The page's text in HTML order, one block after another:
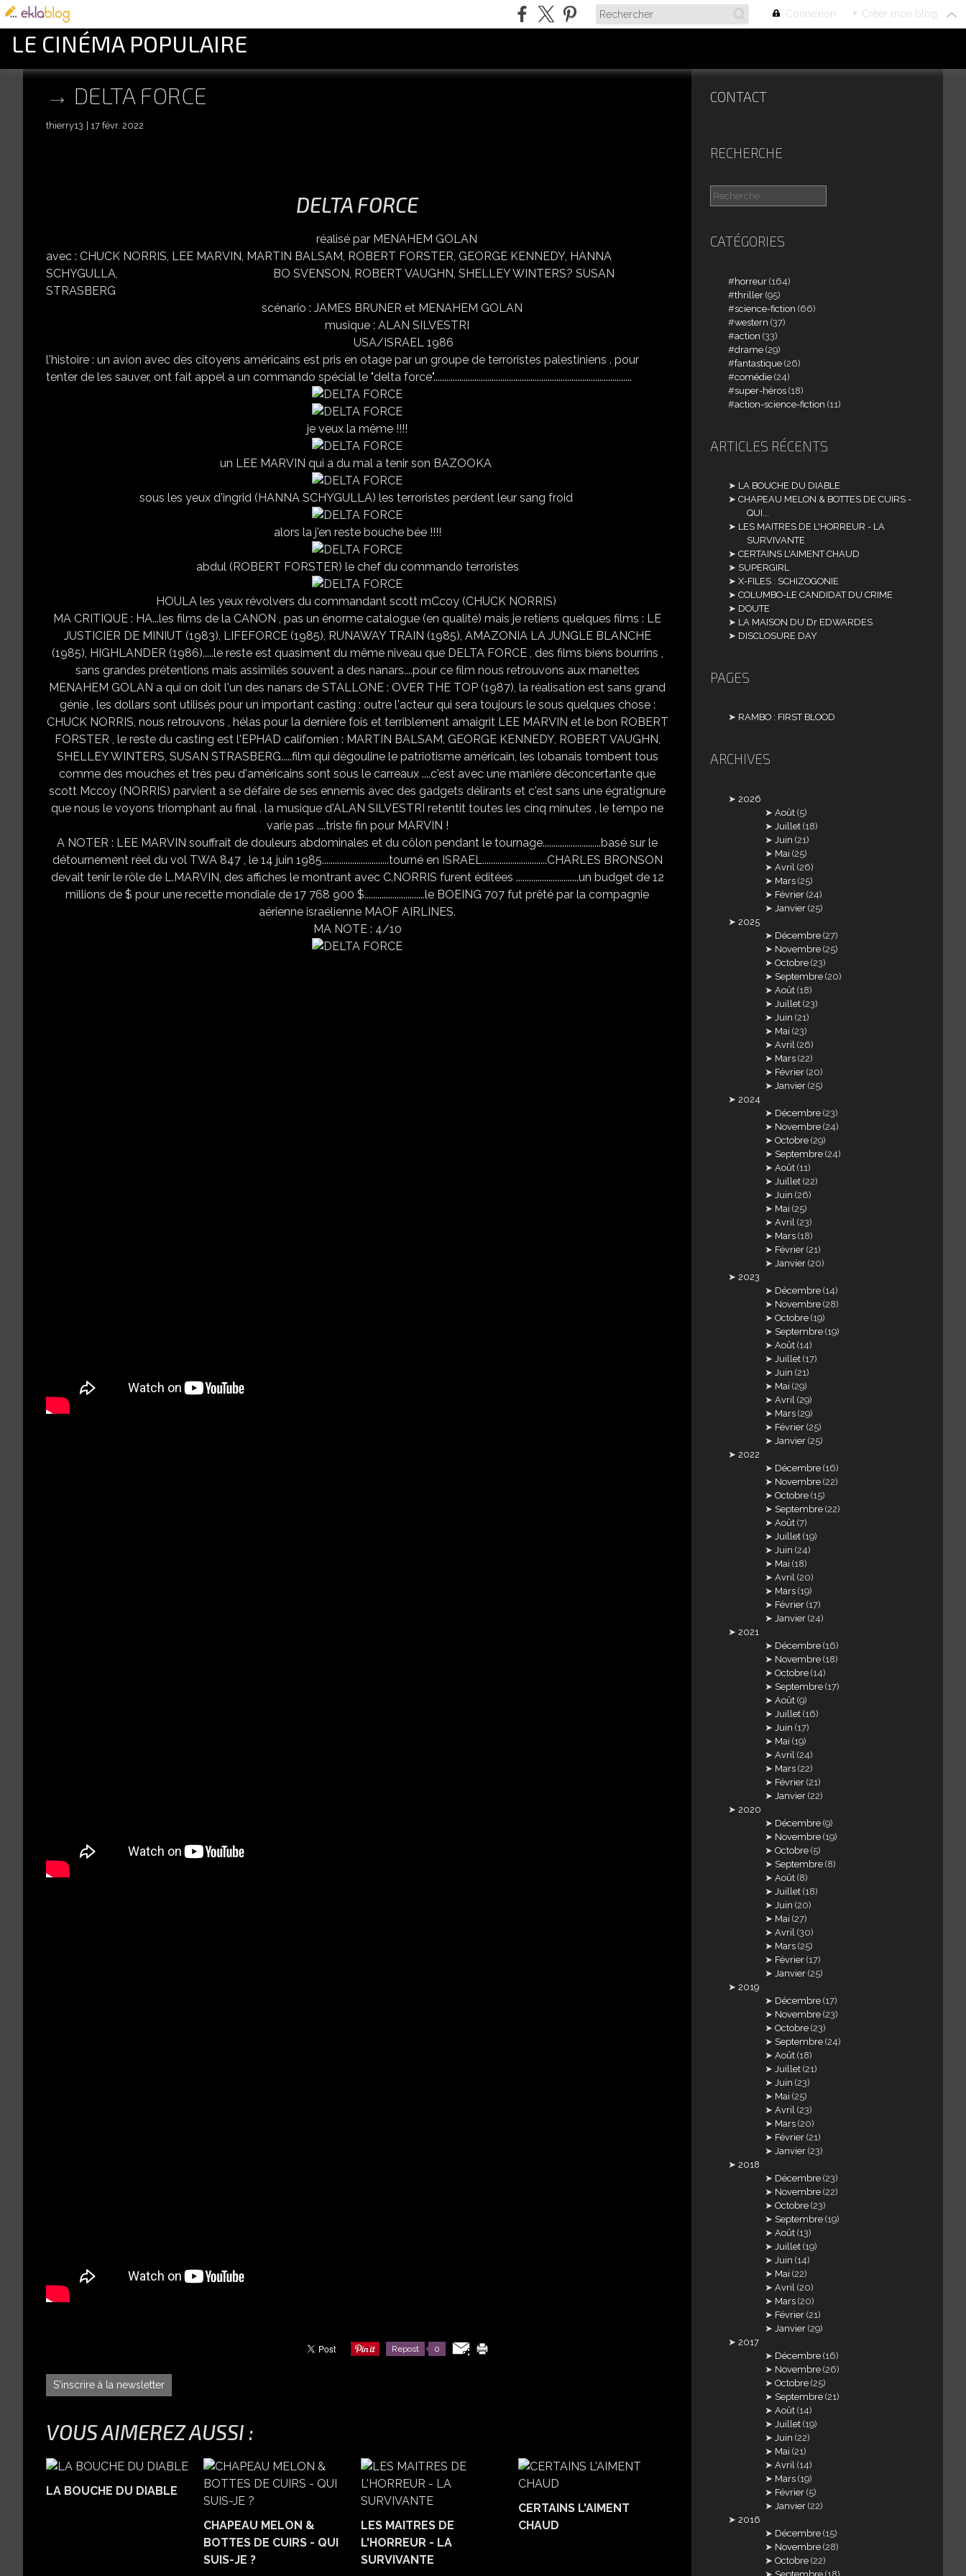
Connexion + Créer mon blog
LE CINÉMA POPULAIRE
DELTA FORCE
thierry13 17 févr. 2022
DELTA FORCE
réalisé par MENAHEM GOLAN
avec : CHUCK NORRIS, LEE MARVIN, MARTIN BALSAM, ROBERT FORSTER, GEORGE KENNEDY, HANNA
SCHYGULLA, BO SVENSON, ROBERT VAUGHN, SHELLEY WINTERS? SUSAN
STRASBERG
scénario : JAMES BRUNER et MENAHEM GOLAN
musique : ALAN SILVESTRI
USA/ISRAEL 1986
l'histoire : un avion avec des citoyens américains est pris en otage par un groupe de terroristes palestiniens . pour
tenter de les sauver, ont fait appel a un commando spécial le "delta force"............................................................................................
je veux la même !!!!
un LEE MARVIN qui a du mal a tenir son BAZOOKA
sous les yeux d'ingrid (HANNA SCHYGULLA) les terroristes perdent leur sang froid
alors la j'en reste bouche bée !!!!
abdul (ROBERT FORSTER) le chef du commando terroristes
HOULA les yeux révolvers du commandant scott mCcoy (CHUCK NORRIS)
MA CRITIQUE : HA...les films de la CANON , pas un énorme catalogue (en qualité) mais je retiens quelques films : LE
JUSTICIER DE MINIUT (1983), LIFEFORCE (1985), RUNAWAY TRAIN (1985), AMAZONIA LA JUNGLE BLANCHE
(1985), HIGHLANDER (1986).....le reste est quasiment du même niveau que DELTA FORCE , des films biens bourrins ,
sans grandes prétentions mais assimilés souvent a des nanars....pour ce film nous retrouvons aux manettes
MENAHEM GOLAN a qui on doit l'un des nanars de STALLONE : OVER THE TOP (1987), la réalisation est sans grand
génie , les dollars sont utilisés pour un important casting : outre l'acteur qui sera toujours le sous quelques chose :
CHUCK NORRIS, nous retrouvons , hélas pour la dernière fois et terriblement amaigrit LEE MARVIN et le bon ROBERT
FORSTER , le reste du casting est l'EPHAD californien : MARTIN BALSAM, GEORGE KENNEDY, ROBERT VAUGHN,
SHELLEY WINTERS, SUSAN STRASBERG.....film qui dégouline le patriotisme américain, les lobanais tombent tous
comme des mouches et très peu d'américains sont sous le carreaux ....c'est avec une manière déconcertante que
scott Mccoy (NORRIS) parvient a se défaire de ses ennemis avec des gadgets délirants et c'est sans une égratignure
que nous le voyons triomphant au final . la musique d'ALAN SILVESTRI retentit toutes les cinq minutes , le tempo ne
varie pas ....triste fin pour MARVIN !
A NOTER : LEE MARVIN souffrait de douleurs abdominales et du côlon pendant le tournage...........................basé sur le
détournement réel du vol TWA 847 , le 14 juin 1985...............................tourné en ISRAEL..............................CHARLES BRONSON
devait tenir le rôle de L.MARVIN, des affiches le montrant avec C.NORRIS furent éditées .............................un budget de 12
millions de $ pour une recette mondiale de 17 768 900 $............................le BOEING 707 fut prêté par la compagnie
aérienne israélienne MAOF AIRLINES.
MA NOTE : 4/10
Repost 0
S'inscrire à la newsletter
VOUS AIMEREZ AUSSI :
LA BOUCHE DU DIABLE
CHAPEAU MELON &
BOTTES DE CUIRS - QUI
SUIS-JE ?
LES MAITRES DE
L'HORREUR - LA
SURVIVANTE
CERTAINS L'AIMENT
CHAUD
CONTACT
RECHERCHE
CATÉGORIES
horreur (164)
thriller (95)
science-fiction (66)
western (37)
action (33)
drame (29)
fantastique (26)
comédie (24)
super-héros (18)
action-science-fiction (11)
ARTICLES RÉCENTS
LA BOUCHE DU DIABLE
CHAPEAU MELON & BOTTES DE CUIRS -
QUI...
LES MAITRES DE L'HORREUR - LA
SURVIVANTE
CERTAINS L'AIMENT CHAUD
SUPERGIRL
X-FILES : SCHIZOGONIE
COLUMBO-LE CANDIDAT DU CRIME
DOUTE
LA MAISON DU Dr EDWARDES
DISCLOSURE DAY
PAGES
RAMBO : FIRST BLOOD
ARCHIVES
2026
Août (5)
Juillet (18)
Juin (21)
Mai (25)
Avril (26)
Mars (25)
Février (24)
Janvier (25)
2025
Décembre (27)
Novembre (25)
Octobre (23)
Septembre (20)
Août (18)
Juillet (23)
Juin (21)
Mai (23)
Avril (26)
Mars (22)
Février (20)
Janvier (25)
2024
Décembre (23)
Novembre (24)
Octobre (29)
Septembre (24)
Août (11)
Juillet (22)
Juin (26)
Mai (25)
Avril (23)
Mars (18)
Février (21)
Janvier (20)
2023
Décembre (14)
Novembre (28)
Octobre (19)
Septembre (19)
Août (14)
Juillet (17)
Juin (21)
Mai (29)
Avril (29)
Mars (29)
Février (25)
Janvier (25)
2022
Décembre (16)
Novembre (22)
Octobre (15)
Septembre (22)
Août (7)
Juillet (19)
Juin (24)
Mai (18)
Avril (20)
Mars (19)
Février (17)
Janvier (24)
2021
Décembre (16)
Novembre (18)
Octobre (14)
Septembre (17)
Août (9)
Juillet (16)
Juin (17)
Mai (19)
Avril (24)
Mars (22)
Février (21)
Janvier (22)
2020
Décembre (9)
Novembre (19)
Octobre (5)
Septembre (8)
Août (8)
Juillet (18)
Juin (20)
Mai (27)
Avril (30)
Mars (25)
Février (17)
Janvier (25)
2019
Décembre (17)
Novembre (23)
Octobre (23)
Septembre (24)
Août (18)
Juillet (21)
Juin (23)
Mai (25)
Avril (23)
Mars (20)
Février (21)
Janvier (23)
2018
Décembre (23)
Novembre (22)
Octobre (23)
Septembre (19)
Août (13)
Juillet (19)
Juin (14)
Mai (22)
Avril (20)
Mars (20)
Février (21)
Janvier (29)
2017
Décembre (16)
Novembre (26)
Octobre (25)
Septembre (21)
Août (14)
Juillet (19)
Juin (22)
Mai (21)
Avril (14)
Mars (19)
Février (5)
Janvier (22)
2016
Décembre (15)
Novembre (28)
Octobre (22)